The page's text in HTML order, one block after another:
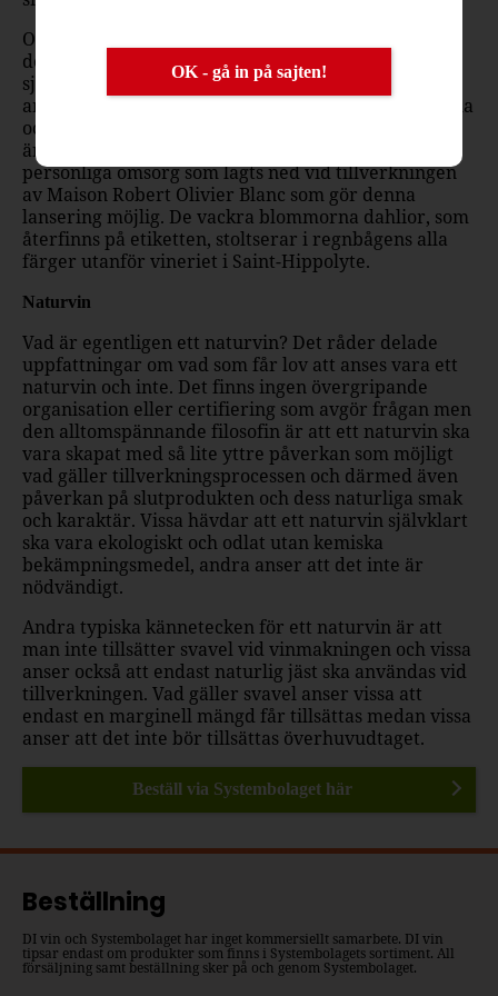
Olivier Biecher, vars familj har producerat viner i
det familjeägda vineriet i Alsace sedan 1762, lever
själv en ekologisk livsstil. Producenten har för
ambition att skapa ekologiska viner och att både odla
och producera viner i samverkan med naturen. Det
är det genuina intresset från producenten och den
personliga omsorg som lagts ned vid tillverkningen
av Maison Robert Olivier Blanc som gör denna
lansering möjlig. De vackra blommorna dahlior, som
återfinns på etiketten, stoltserar i regnbågens alla
färger utanför vineriet i Saint-Hippolyte.
Naturvin
Vad är egentligen ett naturvin? Det råder delade
uppfattningar om vad som får lov att anses vara ett
naturvin och inte. Det finns ingen övergripande
organisation eller certifiering som avgör frågan men
den alltomspännande filosofin är att ett naturvin ska
vara skapat med så lite yttre påverkan som möjligt
vad gäller tillverkningsprocessen och därmed även
påverkan på slutprodukten och dess naturliga smak
och karaktär. Vissa hävdar att ett naturvin självklart
ska vara ekologiskt och odlat utan kemiska
bekämpningsmedel, andra anser att det inte är
nödvändigt.
Andra typiska kännetecken för ett naturvin är att
man inte tillsätter svavel vid vinmakningen och vissa
anser också att endast naturlig jäst ska användas vid
tillverkningen. Vad gäller svavel anser vissa att
endast en marginell mängd får tillsättas medan vissa
anser att det inte bör tillsättas överhuvudtaget.
Beställ via Systembolaget här
Beställning
DI vin och Systembolaget har inget kommersiellt samarbete. DI vin
tipsar endast om produkter som finns i Systembolagets sortiment. All
försäljning samt beställning sker på och genom Systembolaget.
OK - gå in på sajten!